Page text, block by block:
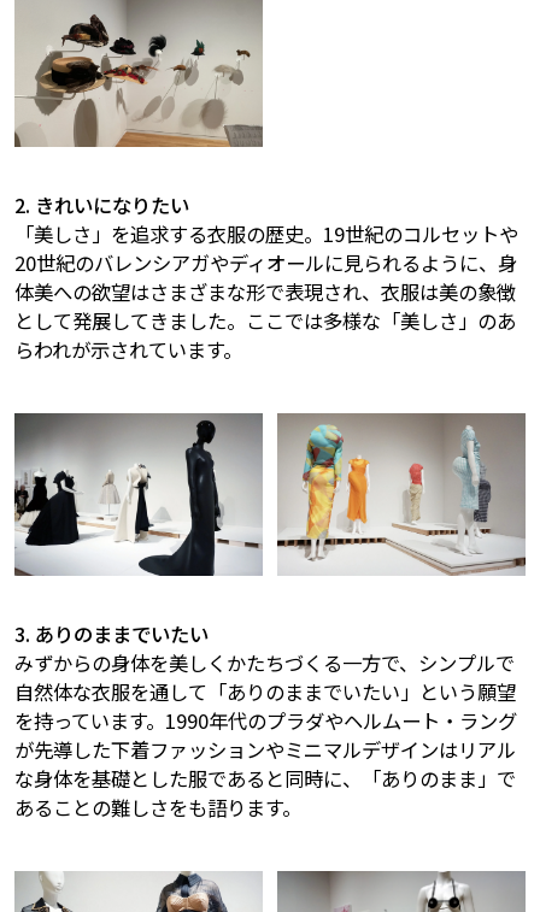
2. きれいになりたい
「美しさ」を追求する衣服の歴史。19世紀のコルセットや
20世紀のバレンシアガやディオールに見られるように、身
体美への欲望はさまざまな形で表現され、衣服は美の象徴
として発展してきました。ここでは多様な「美しさ」のあ
らわれが示されています。
3. ありのままでいたい
みずからの身体を美しくかたちづくる一方で、シンプルで
自然体な衣服を通して「ありのままでいたい」という願望
を持っています。1990年代のプラダやヘルムート・ラング
が先導した下着ファッションやミニマルデザインはリアル
な身体を基礎とした服であると同時に、「ありのまま」で
あることの難しさをも語ります。